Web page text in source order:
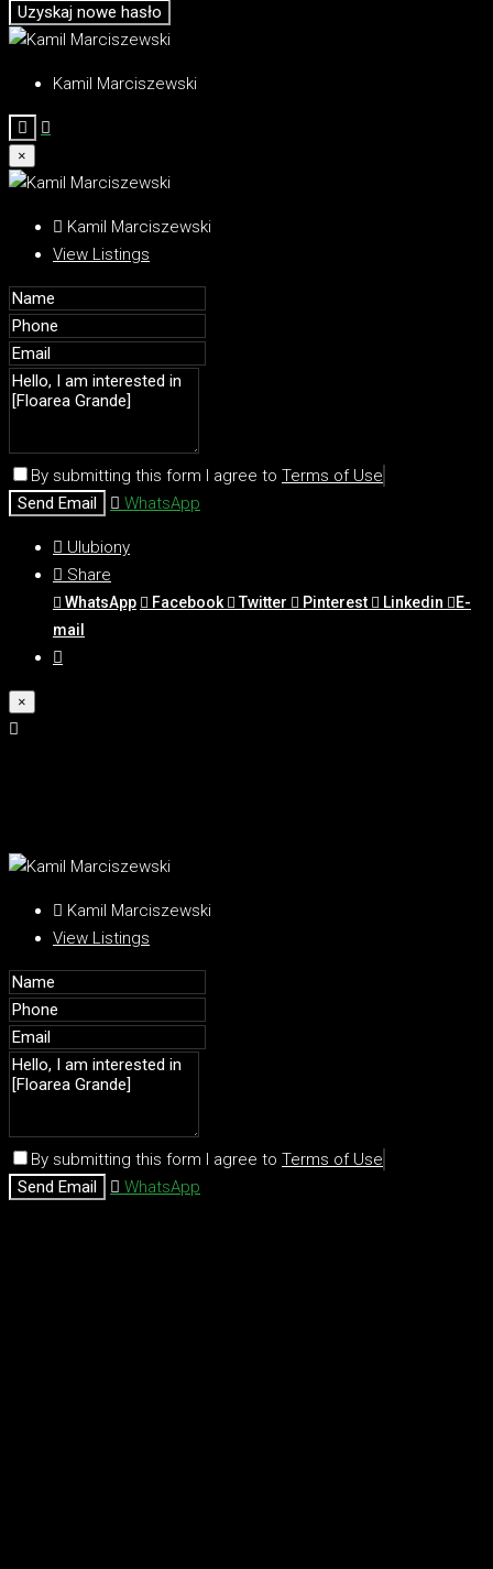
Uzyskaj nowe hasło
Kamil Marciszewski
×
Kamil Marciszewski
View Listings
By submitting this form I agree to Terms of Use
Send Email
WhatsApp
Ulubiony
Share
WhatsApp Facebook Twitter Pinterest Linkedin
E-
mail
×
Kamil Marciszewski
View Listings
By submitting this form I agree to Terms of Use
Send Email
WhatsApp